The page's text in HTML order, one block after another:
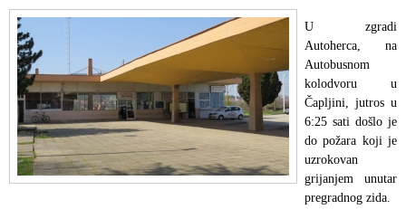
U zgradi
Autoherca, na
Autobusnom
kolodvoru u
Čapljini, jutros u
6:25 sati došlo je
do požara koji je
uzrokovan
grijanjem unutar
pregradnog zida.